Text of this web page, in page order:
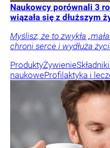
Naukowcy porównali 3
wiązała się z dłuższym
Myślisz, że to zwykła
chroni serce i wydłuża
ProduktyŻywienie
naukoweProfilaktyka i